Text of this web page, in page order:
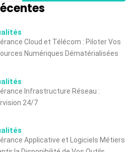
Cloud et Télécom : Piloter Vos
Numériques Dématérialisées
Infrastructure Réseau :
24/7
Applicative et Logiciels Métiers